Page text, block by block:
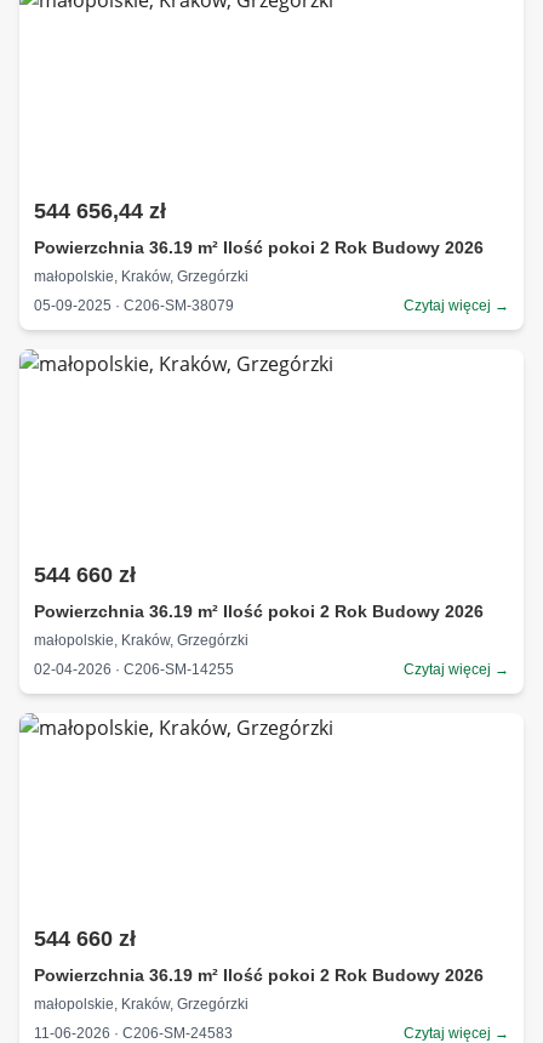
544 656,44 zł
Powierzchnia 36.19 m² Ilość pokoi 2 Rok Budowy 2026
małopolskie, Kraków, Grzegórzki
05-09-2025 · C206-SM-38079
Czytaj więcej →
544 660 zł
Powierzchnia 36.19 m² Ilość pokoi 2 Rok Budowy 2026
małopolskie, Kraków, Grzegórzki
02-04-2026 · C206-SM-14255
Czytaj więcej →
544 660 zł
Powierzchnia 36.19 m² Ilość pokoi 2 Rok Budowy 2026
małopolskie, Kraków, Grzegórzki
11-06-2026 · C206-SM-24583
Czytaj więcej →